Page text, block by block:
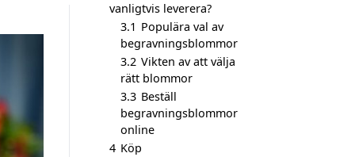
vanligtvis leverera?
3.1 Populära val av
begravningsblommor
3.2 Vikten av att välja
rätt blommor
3.3 Beställ
begravningsblommor
online
4 Köp